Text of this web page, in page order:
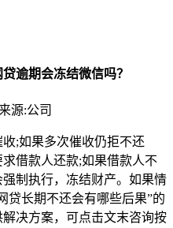
逾期会冻结微信吗？
来源:公司
;如果多次催收仍拒不还
借款人还款;如果借款人不
制执行，冻结财产。如果情
贷长期不还会有哪些后果”的
决方案，可点击文末咨询按